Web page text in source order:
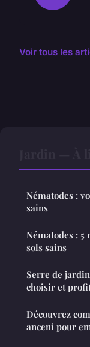
Voir tous les
Nématodes :
sains
Nématodes : 5
sols sains
Serre de
choisir et
Découvrez
anceni pour